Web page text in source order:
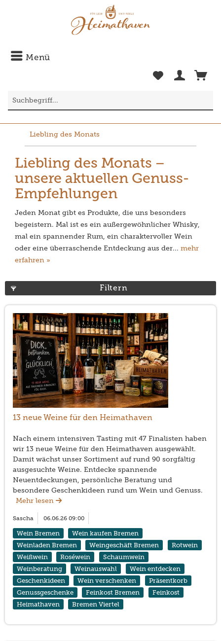
Menü
Liebling des Monats
Liebling des Monats –
unsere aktuellen Genuss-
Empfehlungen
Jeden Monat gibt es Produkte, die uns besonders
begeistern. Mal ist es ein außergewöhnlicher Whisky,
mal ein spannender Rum, ein charaktervoller Wein
oder eine überraschende Entdeckung aus der... mehr
erfahren »
Filtern
13 neue Weine für den Heimathaven
Nach einem intensiven Tasting mit 47 Finalisten haben
wir 13 neue Weine für den Heimathaven ausgewählt.
Damit wächst unser Sortiment auf rund 90 sorgfältig
ausgesuchte Weine. Entdecke spannende
Neuentdeckungen, persönliche Beratung und
besondere Geschenkideen rund um Wein und Genuss.
Mehr lesen
Sascha 06.06.26 09:00
Wein Bremen
Wein kaufen Bremen
Weinladen Bremen
Weingeschäft Bremen
Rotwein
Weißwein
Roséwein
Schaumwein
Weinberatung
Weinauswahl
Wein entdecken
Geschenkideen
Wein verschenken
Präsentkorb
Genussgeschenke
Feinkost Bremen
Feinkost
Heimathaven
Bremen Viertel